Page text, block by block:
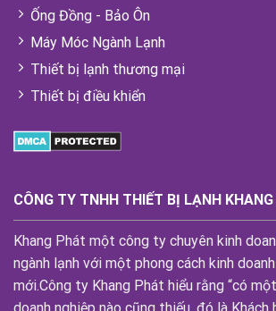
Ống Đồng - Bảo Ôn
Máy Móc Ngành Lạnh
Thiết bị lạnh thương mại
Thiết bị điều khiển
CÔNG TY TNHH THIẾT BỊ LẠNH
Khang Phát một công ty chuyên kinh
ngành lạnh với một phong cách kinh
mới.Công ty Khang Phát hiểu rằng “có